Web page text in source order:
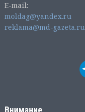
E-mail:
moldag@yandex.ru
reklama@md-gazeta.ru